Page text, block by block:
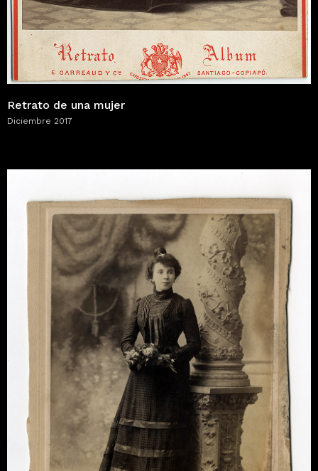
Retrato de una mujer
Diciembre 2017